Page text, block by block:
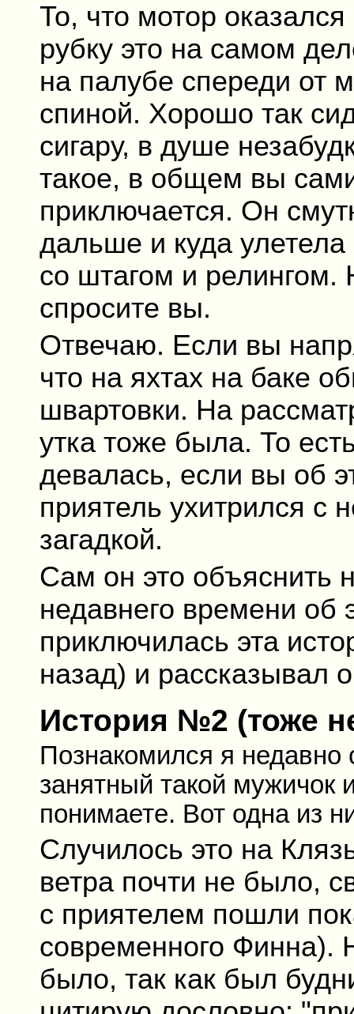
То, что мотор
рубку это на самом
на палубе спереди от
спиной. Хорошо так
сигару, в душе
такое, в общем вы
приключается. Он
дальше и куда улетела
со штагом и релингом.
спросите вы.
Отвечаю. Если вы
что на яхтах на баке
швартовки. На
утка тоже была. То
девалась, если вы об
приятель ухитрился с
загадкой.
Сам он это объяснить
недавнего времени об
приключилась эта
назад) и рассказывал
История №2 (тоже
Познакомился я
занятный такой мужичок
понимаете. Вот одна из
Случилось это на
ветра почти не было,
с приятелем пошли
современного Финна).
было, так как был